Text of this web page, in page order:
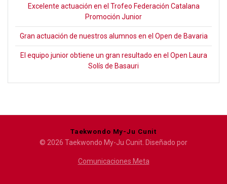
Excelente actuación en el Trofeo Federación Catalana
Promoción Junior
Gran actuación de nuestros alumnos en el Open de Bavaria
El equipo junior obtiene un gran resultado en el Open Laura
Solís de Basauri
Taekwondo My-Ju Cunit
© 2026 Taekwondo My-Ju Cunit. Diseñado por
Comunicaciones Meta